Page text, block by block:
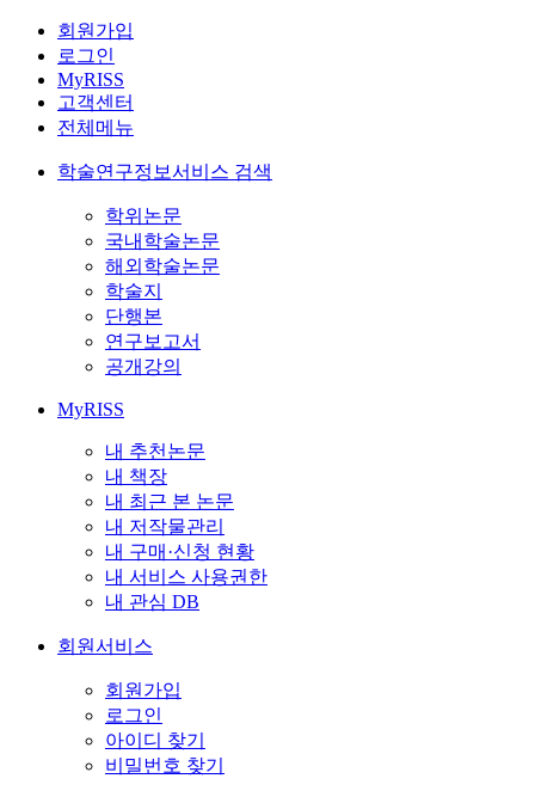
회원가입
로그인
MyRISS
고객센터
전체메뉴
학술연구정보서비스 검색
학위논문
국내학술논문
해외학술논문
학술지
단행본
연구보고서
공개강의
MyRISS
내 추천논문
내 책장
내 최근 본 논문
내 저작물관리
내 구매·신청 현황
내 서비스 사용권한
내 관심 DB
회원서비스
회원가입
로그인
아이디 찾기
비밀번호 찾기